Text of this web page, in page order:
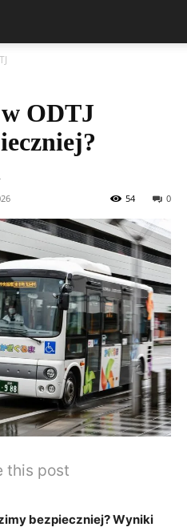
ODTJ
0
54
this post
bezpieczniej? Wyniki